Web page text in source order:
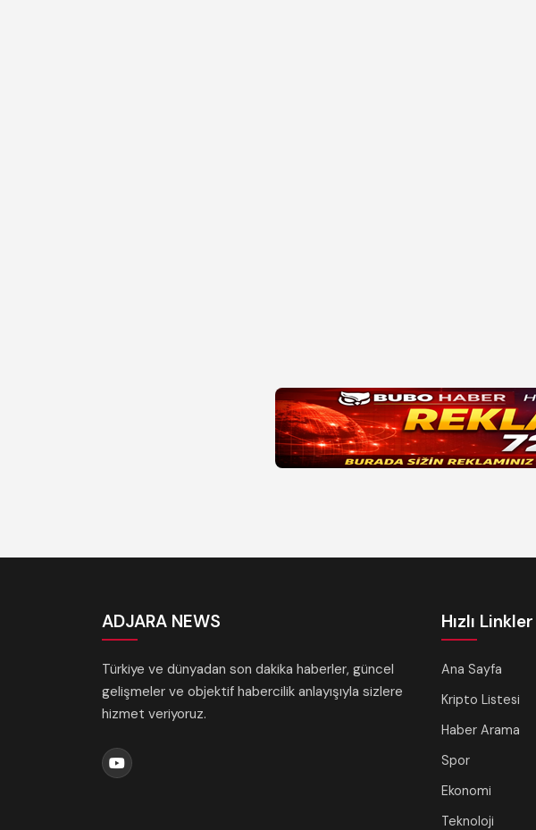
ADJARA NEWS
Türkiye ve dünyadan son dakika haberler, güncel
gelişmeler ve objektif habercilik anlayışıyla sizlere
hizmet veriyoruz.
Hızlı Linkler
Ana Sayfa
Kripto Listesi
Haber Arama
Spor
Ekonomi
Teknoloji